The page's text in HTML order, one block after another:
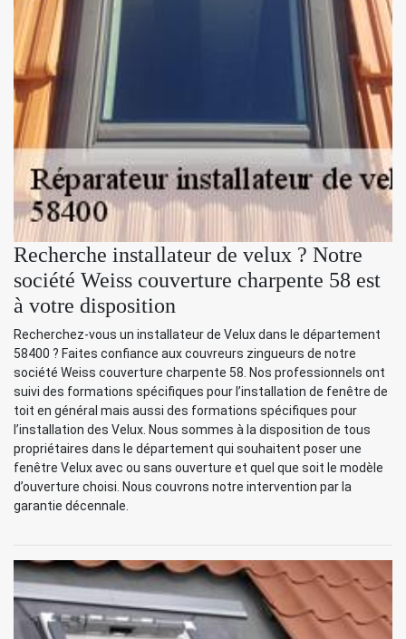
Recherche installateur de velux ? Notre
société Weiss couverture charpente 58 est
à votre disposition
Recherchez-vous un installateur de Velux dans le département
58400 ? Faites confiance aux couvreurs zingueurs de notre
société Weiss couverture charpente 58. Nos professionnels ont
suivi des formations spécifiques pour l’installation de fenêtre de
toit en général mais aussi des formations spécifiques pour
l’installation des Velux. Nous sommes à la disposition de tous
propriétaires dans le département qui souhaitent poser une
fenêtre Velux avec ou sans ouverture et quel que soit le modèle
d’ouverture choisi. Nous couvrons notre intervention par la
garantie décennale.